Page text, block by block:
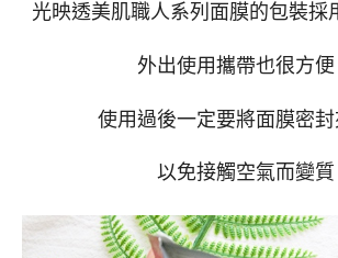
光映透美肌職人系列面膜的包裝採
外出使用攜帶也很方便
使用過後一定要將面膜密封
以免接觸空氣而變質